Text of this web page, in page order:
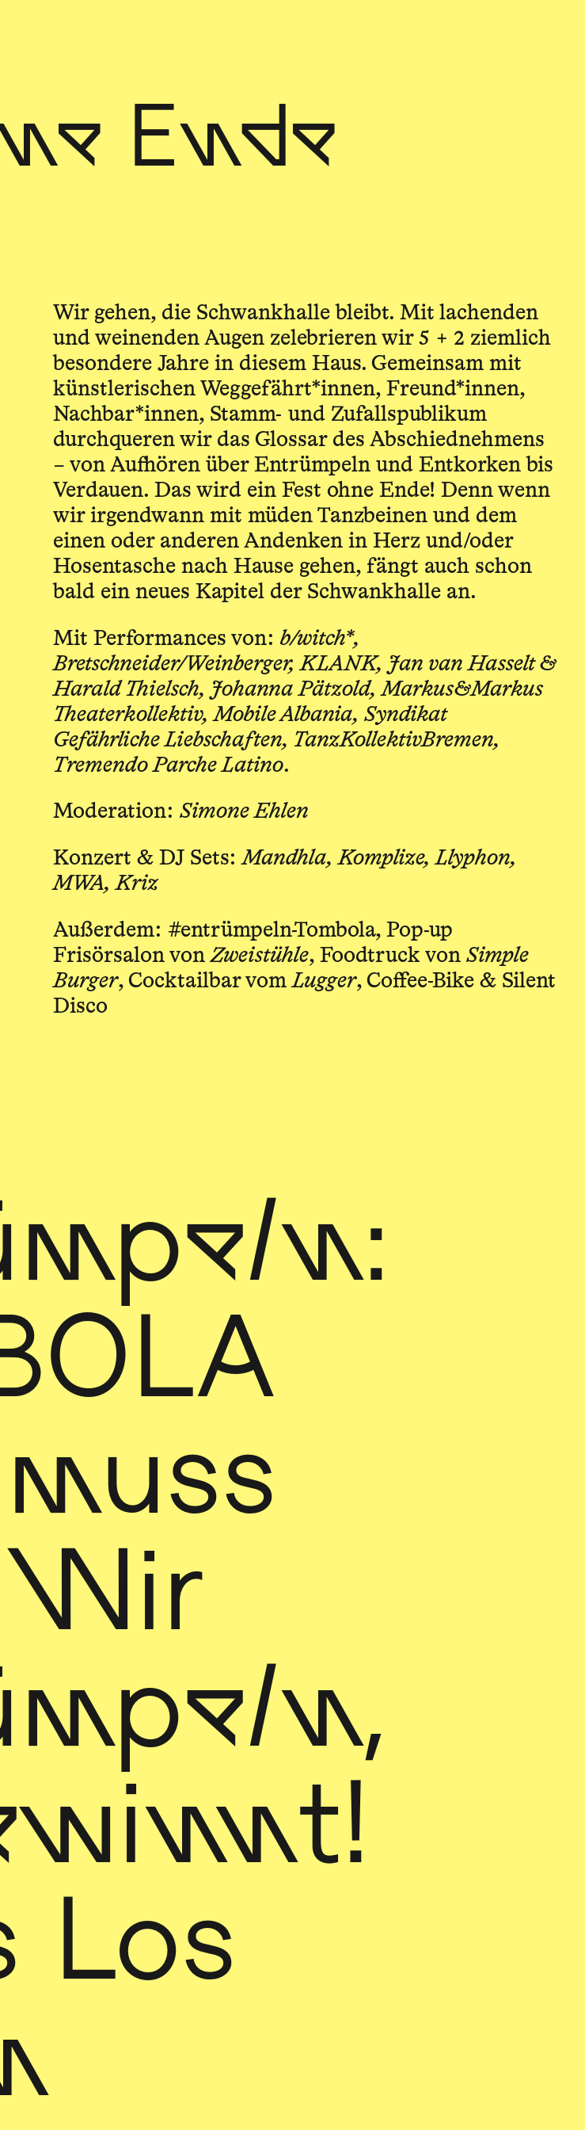
Ende
Wir gehen, die Schwankhalle bleibt. Mit lachenden
und weinenden Augen zelebrieren wir 5 + 2 ziemlich
besondere Jahre in diesem Haus. Gemeinsam mit
künstlerischen Weggefährt*innen, Freund*innen,
Nachbar*innen, Stamm- und Zufallspublikum
durchqueren wir das Glossar des Abschiednehmens
– von Aufhören über Entrümpeln und Entkorken bis
Verdauen. Das wird ein Fest ohne Ende! Denn wenn
wir irgendwann mit müden Tanzbeinen und dem
einen oder anderen Andenken in Herz und/oder
Hosentasche nach Hause gehen, fängt auch schon
bald ein neues Kapitel der Schwankhalle an.
Mit Performances von:b/witch*,
Bretschneider/Weinberger, KLANK, Jan van Hasselt &
Harald Thielsch, Johanna Pätzold, Markus&Markus
Theaterkollektiv, Mobile Albania, Syndikat
Gefährliche Liebschaften, TanzKollektivBremen,
Tremendo Parche Latino.
Moderation: Simone Ehlen
Konzert & DJ Sets:Mandhla, Komplize, Llyphon,
MWA, Kriz
Außerdem: #entrümpeln-Tombola, Pop-up
Frisörsalon vonZweistühle, Foodtruck von Simple
Burger, Cocktailbar vomLugger, Coffee-Bike & Silent
Disco
Los